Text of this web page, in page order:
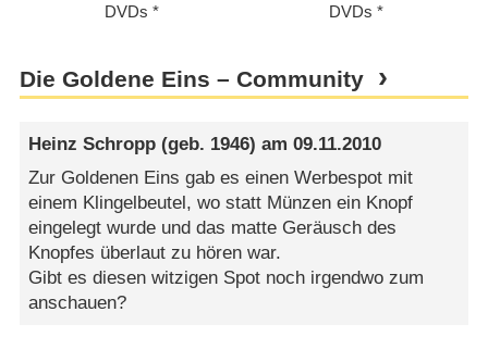
DVDs DVDs
Die Goldene Eins – Community
Heinz Schropp (geb. 1946) am09.11.2010
Zur Goldenen Eins gab es einen Werbespot mit
einem Klingelbeutel, wo statt Münzen ein Knopf
eingelegt wurde und das matte Geräusch des
Knopfes überlaut zu hören war.
Gibt es diesen witzigen Spot noch irgendwo zum
anschauen?